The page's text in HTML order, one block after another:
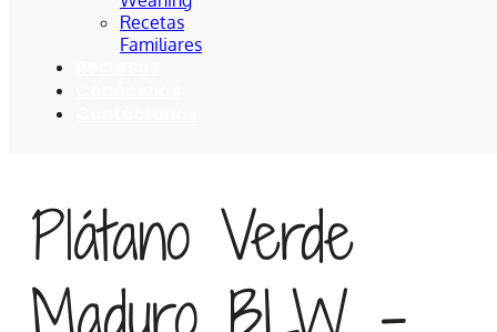
Recetas
Familiares
Plátano Verde